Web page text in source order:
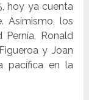
hoy ya cuenta
Asimismo, los
Pernía, Ronald
y Joan
pacífica en la